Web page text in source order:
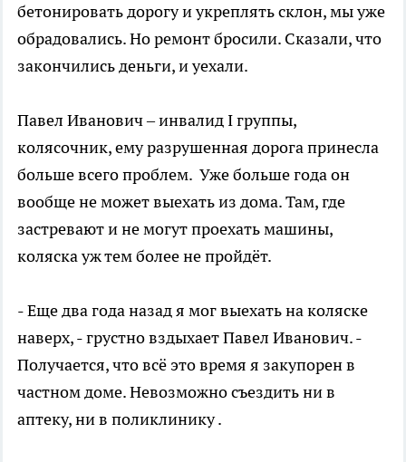
бетонировать дорогу и укреплять склон, мы уже
обрадовались. Но ремонт бросили. Сказали, что
закончились деньги, и уехали.
Павел Иванович – инвалид I группы,
колясочник, ему разрушенная дорога принесла
больше всего проблем. Уже больше года он
вообще не может выехать из дома. Там, где
застревают и не могут проехать машины,
коляска уж тем более не пройдёт.
- Еще два года назад я мог выехать на коляске
наверх, - грустно вздыхает Павел Иванович. -
Получается, что всё это время я закупорен в
частном доме. Невозможно съездить ни в
аптеку, ни в поликлинику .